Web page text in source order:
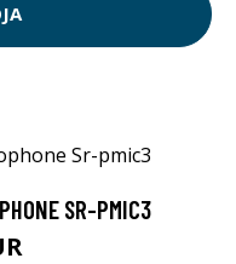
SR-PMIC3